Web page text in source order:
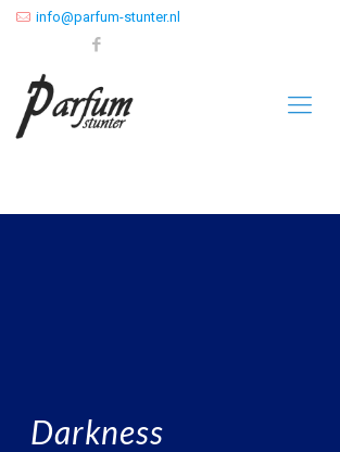
info@parfum-stunter.nl
Darkness